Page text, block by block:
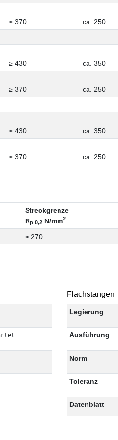
≥ 370 ca. 250
≥ 430 ca. 350
≥ 370
ca. 250
≥ 430 ca. 350
≥ 370 ca. 250
Streckgrenze
Rp 0,2N/mm2
≥ 270
Flachstangen
Legierung
Ausführung
Norm
Toleranz
Datenblatt